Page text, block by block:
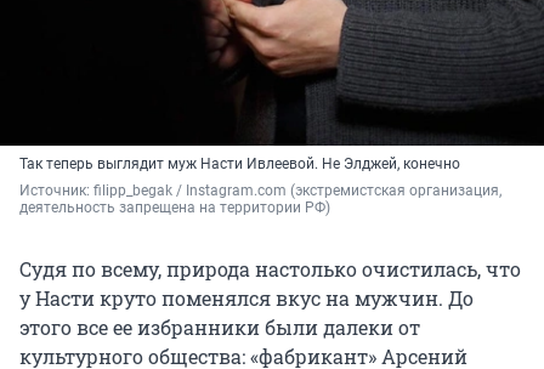
Так теперь выглядит муж Насти Ивлеевой. Не Элджей, конечно
Источник: filipp_begak / Instagram.com (экстремистская организация,
деятельность запрещена на территории РФ)
Судя по всему, природа настолько очистилась, что
у Насти круто поменялся вкус на мужчин. До
этого все ее избранники были далеки от
культурного общества: «фабрикант» Арсений